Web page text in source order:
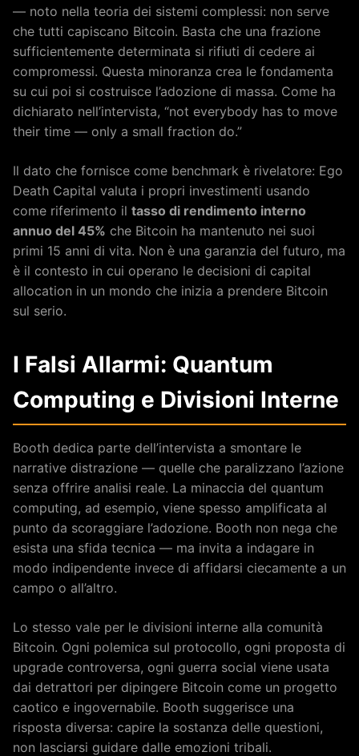
— noto nella teoria dei sistemi complessi: non serve
che tutti capiscano Bitcoin. Basta che una frazione
sufficientemente determinata si rifiuti di cedere ai
compromessi. Questa minoranza crea le fondamenta
su cui poi si costruisce l’adozione di massa. Come ha
dichiarato nell’intervista, “not everybody has to move
their time — only a small fraction do.”
Il dato che fornisce come benchmark è rivelatore: Ego
Death Capital valuta i propri investimenti usando
come riferimento il tasso di rendimento interno
annuo del 45% che Bitcoin ha mantenuto nei suoi
primi 15 anni di vita. Non è una garanzia del futuro, ma
è il contesto in cui operano le decisioni di capital
allocation in un mondo che inizia a prendere Bitcoin
sul serio.
I Falsi Allarmi: Quantum
Computing e Divisioni Interne
Booth dedica parte dell’intervista a smontare le
narrative distrazione — quelle che paralizzano l’azione
senza offrire analisi reale. La minaccia del quantum
computing, ad esempio, viene spesso amplificata al
punto da scoraggiare l’adozione. Booth non nega che
esista una sfida tecnica — ma invita a indagare in
modo indipendente invece di affidarsi ciecamente a un
campo o all’altro.
Lo stesso vale per le divisioni interne alla comunità
Bitcoin. Ogni polemica sul protocollo, ogni proposta di
upgrade controversa, ogni guerra social viene usata
dai detrattori per dipingere Bitcoin come un progetto
caotico e ingovernabile. Booth suggerisce una
risposta diversa: capire la sostanza delle questioni,
non lasciarsi guidare dalle emozioni tribali.